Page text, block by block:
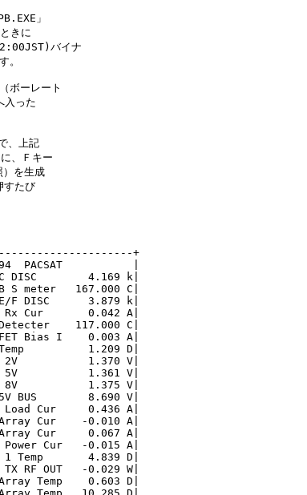
」
きに
バイナ
。
ボーレート
入った
、上記
、Ｆキー
）を生成
すたび
+
PACSAT           |
DISC        4.169 k|
meter   167.000 C|
F DISC      3.879 k|
Rx Cur       0.042 A|
117.000 C|
Bias I    0.003 A|
1.209 D|
2V           1.370 V|
1.361 V|
1.375 V|
BUS        8.690 V|
Load Cur     0.436 A|
Cur    -0.010 A|
Cur     0.067 A|
Cur   -0.015 A|
1 Temp       4.839 D|
RF OUT   -0.029 W|
Temp    0.603 D|